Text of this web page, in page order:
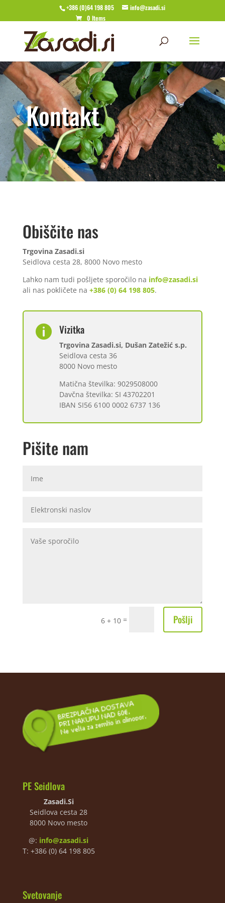
+386 (0)64 198 805
info@zasadi.si
0 Items
Kontakt
Obiščite nas
Trgovina Zasadi.si
Seidlova cesta 28, 8000 Novo mesto
Lahko nam tudi pošljete sporočilo na info@zasadi.si
ali nas pokličete na +386 (0) 64 198 805.
 Vizitka
Trgovina Zasadi.si, Dušan Zatežić s.p.
Seidlova cesta 36
8000 Novo mesto
Matična številka: 9029508000
Davčna številka: SI 43702201
IBAN SI56 6100 0002 6737 136
Pišite nam
6 + 10 = Pošlji
PE Seidlova
Zasadi.Si
Seidlova cesta 28
8000 Novo mesto
@: info@zasadi.si
T: +386 (0) 64 198 805
Svetovanje